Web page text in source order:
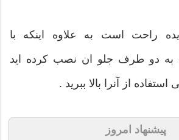
راحت است به علاوه اینکه با
به دو طرف جلو ان نصب کرده اید
از آنرا بالا ببرید .
پیشنهاد امروز